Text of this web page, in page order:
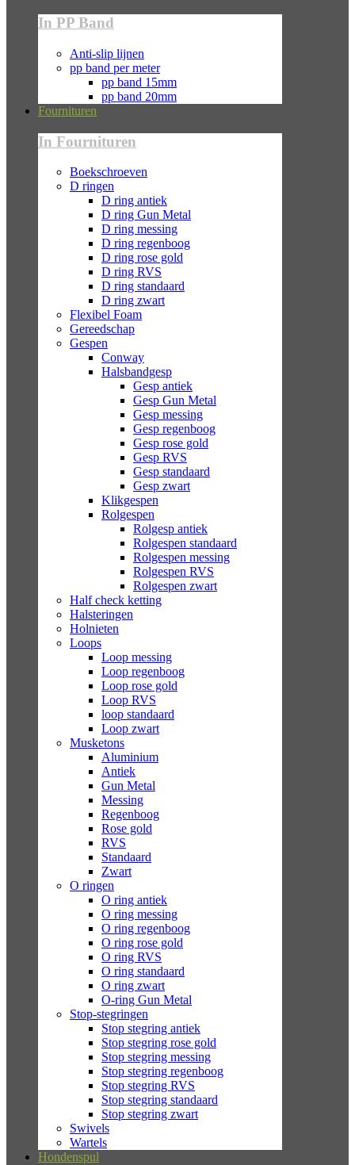
In PP Band
Anti-slip lijnen
pp band per meter
pp band 15mm
pp band 20mm
Fournituren
In Fournituren
Boekschroeven
D ringen
D ring antiek
D ring Gun Metal
D ring messing
D ring regenboog
D ring rose gold
D ring RVS
D ring standaard
D ring zwart
Flexibel Foam
Gereedschap
Gespen
Conway
Halsbandgesp
Gesp antiek
Gesp Gun Metal
Gesp messing
Gesp regenboog
Gesp rose gold
Gesp RVS
Gesp standaard
Gesp zwart
Klikgespen
Rolgespen
Rolgesp antiek
Rolgespen standaard
Rolgespen messing
Rolgespen RVS
Rolgespen zwart
Half check ketting
Halsteringen
Holnieten
Loops
Loop messing
Loop regenboog
Loop rose gold
Loop RVS
loop standaard
Loop zwart
Musketons
Aluminium
Antiek
Gun Metal
Messing
Regenboog
Rose gold
RVS
Standaard
Zwart
O ringen
O ring antiek
O ring messing
O ring regenboog
O ring rose gold
O ring RVS
O ring standaard
O ring zwart
O-ring Gun Metal
Stop-stegringen
Stop stegring antiek
Stop stegring rose gold
Stop stegring messing
Stop stegring regenboog
Stop stegring RVS
Stop stegring standaard
Stop stegring zwart
Swivels
Wartels
Hondenspul